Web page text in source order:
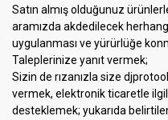
Satın almış olduğunuz
aramızda akdedilecek
uygulanması ve yürürlüğe
Taleplerinize yanıt vermek;
Sizin de rızanızla size
vermek, elektronik ticaretle
desteklemek; yukarıda